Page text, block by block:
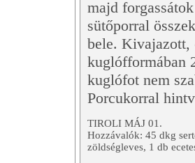
majd
sütőporral
bele. Kivajazott,
kuglófformában
kuglófot nem
Porcukorral
TIROLI MÁJ 01.
Hozzávalók: 45 dkg
zöldségleves, 1 db